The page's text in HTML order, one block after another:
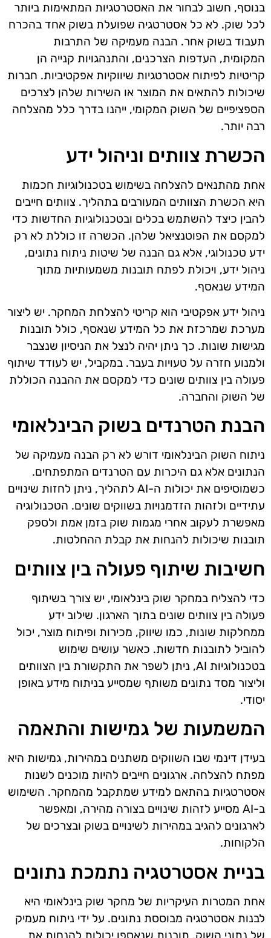
בנוסף, חשוב לבחור את האסטרטגיות המתאימות ביותר
לכל שוק. לא כל אסטרטגיה שפועלת בשוק אחד בהכרח
תעבוד בשוק אחר. הבנה מעמיקה של התרבות
המקומית, העדפות הצרכנים, והתנהגויות קנייה הן
קריטיות לפיתוח אסטרטגיות שיווקיות אפקטיביות. חברות
שיכולות להתאים את המוצר או השירות שלהן לצרכים
הספציפיים של השוק המקומי, ייהנו בדרך כלל מהצלחה
רבה יותר.
הכשרת צוותים וניהול ידע
אחת מהתנאים להצלחה בשימוש בטכנולוגיות חכמות
היא הכשרת הצוותים המעורבים בתהליך. צוותים חייבים
להבין כיצד להשתמש בכלים ובטכנולוגיות החדשות כדי
למקסם את הפוטנציאל שלהן. הכשרה זו כוללת לא רק
ידע טכנולוגי, אלא גם הבנה של שיטות ניתוח נתונים,
ניהול ידע, ויכולת לפתח תובנות משמעותיות מתוך
המידע שנאסף.
ניהול ידע אפקטיבי הוא קריטי להצלחת המחקר. יש ליצור
מערכת שמרכזת את כל המידע שנאסף, כולל תובנות
מגישות שונות. כך ניתן יהיה לנצל את הניסיון שנצבר
ולמנוע חזרה על טעויות בעבר. במקביל, יש לעודד שיתוף
פעולה בין צוותים שונים כדי למקסם את ההבנה הכוללת
של השוק והחברה.
הבנת הטרנדים בשוק הבינלאומי
ניתוח השוק הבינלאומי דורש לא רק הבנה מעמיקה של
הנתונים אלא גם היכרות עם הטרנדים המתפתחים.
כשמוסיפים את יכולות ה-AI לתהליך, ניתן לחזות שינויים
עתידיים ולזהות הזדמנויות בשווקים שונים. הטכנולוגיה
מאפשרת לעקוב אחרי מגמות שוק בזמן אמת ולספק
תובנות שיכולות להנחות את קבלת ההחלטות.
חשיבות שיתוף פעולה בין צוותים
כדי להצליח במחקר שוק בינלאומי, יש צורך בשיתוף
פעולה בין צוותים שונים בתוך הארגון. שילוב ידע
ממחלקות שונות, כמו שיווק, מכירות ופיתוח מוצר, יכול
להוביל לתובנות חדשות. כאשר עושים שימוש
בטכנולוגיות AI, ניתן לשפר את התקשורת בין הצוותים
וליצור מסד נתונים משותף שמסייע בניתוח מידע באופן
יסודי.
המשמעות של גמישות והתאמה
בעידן דינמי שבו השווקים משתנים במהירות, גמישות היא
מפתח להצלחה. ארגונים חייבים להיות מוכנים לשנות
אסטרטגיות בהתאם למידע שמתקבל מהמחקר. השימוש
ב-AI מסייע לזהות שינויים בצורה מהירה, ומאפשר
לארגונים להגיב במהירות לשינויים בשוק ובצרכים של
הלקוחות.
בניית אסטרטגיה נתמכת נתונים
אחת המטרות העיקריות של מחקר שוק בינלאומי היא
לבנות אסטרטגיה מבוססת נתונים. על ידי ניתוח מעמיק
של נתוני השוק, תובנות שנאספו יכולות להנחות את